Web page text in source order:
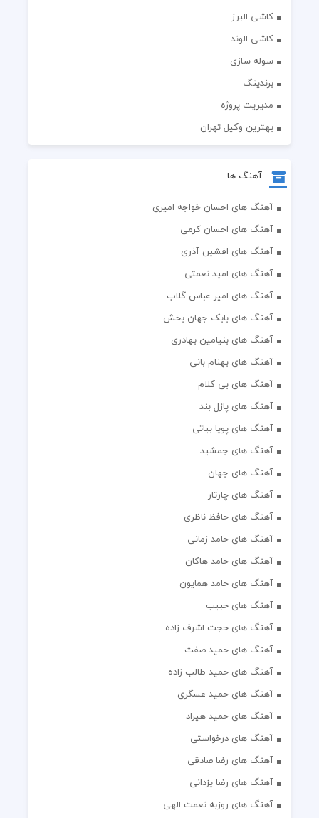
کاشی البرز
کاشی الوند
سوله سازی
برندینگ
مدیریت پروژه
بهترین وکیل تهران
آهنگ ها
آهنگ های احسان خواجه امیری
آهنگ های احسان کرمی
آهنگ های افشین آذری
آهنگ های امید نعمتی
آهنگ های امیر عباس گلاب
آهنگ های بابک جهان بخش
آهنگ های بنیامین بهادری
آهنگ های بهنام بانی
آهنگ های بی کلام
آهنگ های پازل بند
آهنگ های پویا بیاتی
آهنگ های جمشید
آهنگ های جهان
آهنگ های چارتار
آهنگ های حافظ ناظری
آهنگ های حامد زمانی
آهنگ های حامد هاکان
آهنگ های حامد همایون
آهنگ های حبیب
آهنگ های حجت اشرف زاده
آهنگ های حمید صفت
آهنگ های حمید طالب زاده
آهنگ های حمید عسگری
آهنگ های حمید هیراد
آهنگ های درخواستی
آهنگ های رضا صادقی
آهنگ های رضا یزدانی
آهنگ های روزبه نعمت الهی